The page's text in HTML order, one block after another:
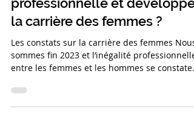
Comment soutenir l’égalité
la carrière des femmes ?
Les constats sur la carrière des femmes Nous
sommes fin 2023 et l’inégalité professionnelle